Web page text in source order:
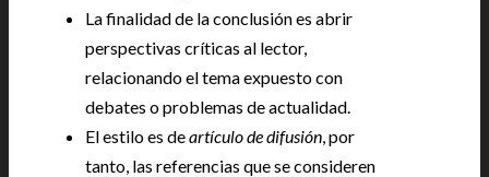
La finalidad de la conclusión es abrir
perspectivas críticas al lector,
relacionando el tema expuesto con
debates o problemas de actualidad.
El estilo es deartículo de difusión, por
tanto, las referencias que se consideren